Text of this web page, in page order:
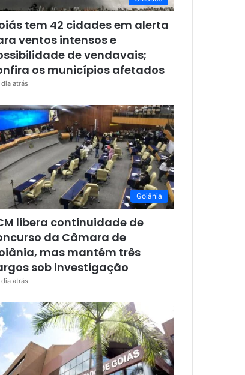
tem 42 cidades em alerta
ventos intensos e
de vendavais;
os municípios afetados
dia atrás
Goiânia
libera continuidade de
da Câmara de
mas mantém três
sob investigação
dia atrás